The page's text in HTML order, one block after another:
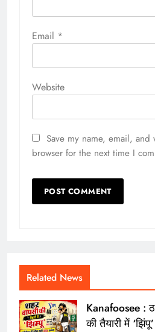
Email *
Website
Save my name, email, and
browser for the next time I
Related News
Kanafoosee :
की तैयारी में ‘झिंपू’